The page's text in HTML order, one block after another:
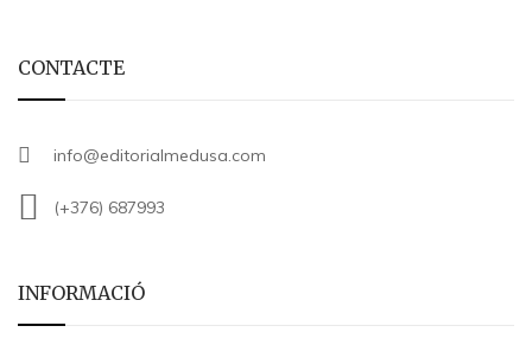
CONTACTE
info@editorialmedusa.com
(+376) 687993
INFORMACIÓ